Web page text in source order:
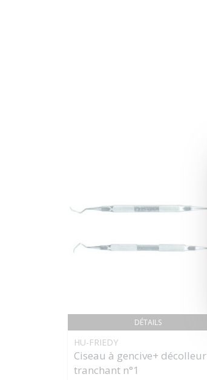
DÉTAILS
HU-FRIEDY
Ciseau à gencive+ décolleur
tranchant n°1